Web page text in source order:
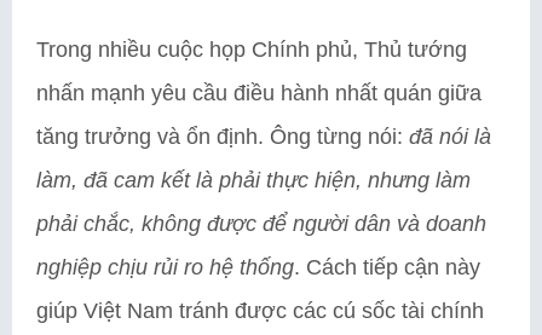
Trong nhiều cuộc họp Chính phủ, Thủ tướng
nhấn mạnh yêu cầu điều hành nhất quán giữa
tăng trưởng và ổn định. Ông từng nói: đã nói là
làm, đã cam kết là phải thực hiện, nhưng làm
phải chắc, không được để người dân và doanh
nghiệp chịu rủi ro hệ thống. Cách tiếp cận này
giúp Việt Nam tránh được các cú sốc tài chính